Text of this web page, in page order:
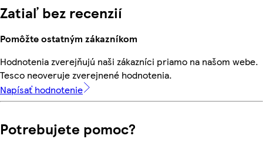
Zatiaľ bez recenzií
Pomôžte ostatným zákazníkom
Hodnotenia zverejňujú naši zákazníci priamo na našom webe.
Tesco neoveruje zverejnené hodnotenia.
Napísať hodnotenie
Potrebujete pomoc?